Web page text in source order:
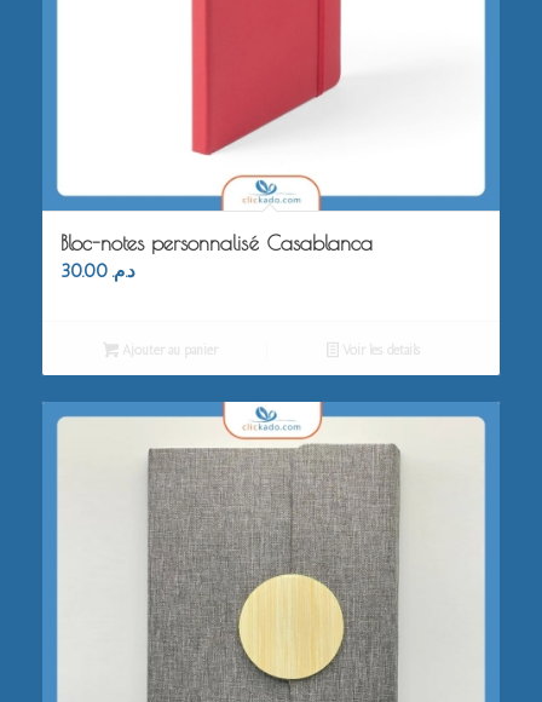
Bloc-notes personnalisé Casablanca
د.م. 30.00
Ajouter au panier Voir les détails